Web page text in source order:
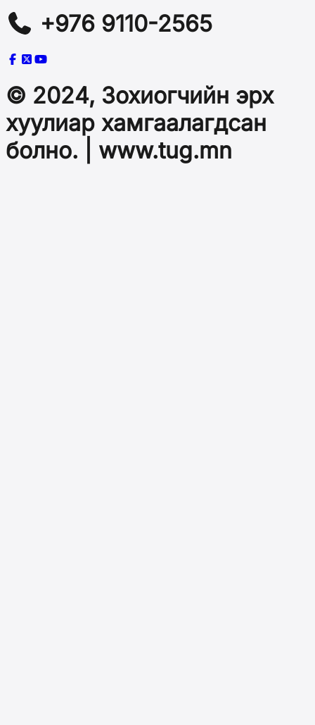
+976 9110-2565
© 2024, Зохиогчийн эрх
хуулиар хамгаалагдсан
болно. | www.tug.mn